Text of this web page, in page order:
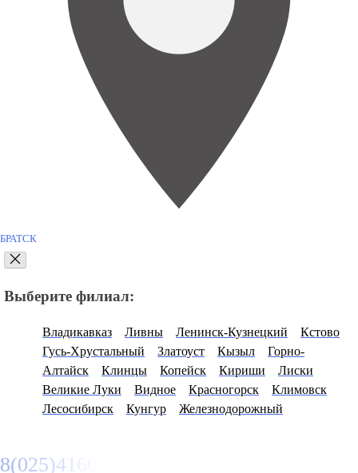
БРАТСК
Выберите филиал:
Владикавказ Ливны Ленинск-Кузнецкий
Кстово
Гусь-Хрустальный
Златоуст Кызыл
Горно-
Алтайск
Клинцы Копейск Кириши
Лиски
Великие Луки
Видное Красногорск
Климовск
Лесосибирск
Кунгур Железнодорожный
8(025)4160950